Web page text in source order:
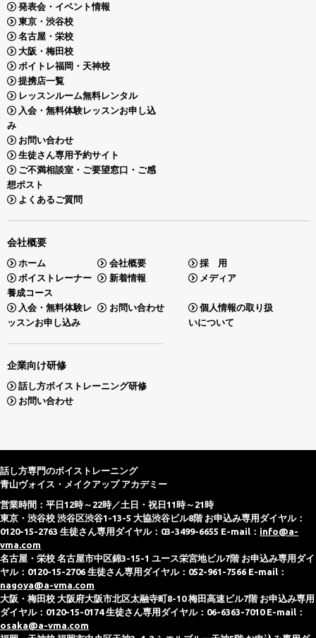
発表会・イベント情報
東京・渋谷校
名古屋・栄校
大阪・梅田校
ボイトレ福岡・天神校
提携店一覧
レッスンルーム無料レンタル
入会・無料体験レッスンお申し込
み
お問い合わせ
生徒さん専用予約サイト
ご不満相談室・ご要望窓口・ご感
想ポスト
よくあるご質問
会社概要
ホーム 会社概要
採 用
ボイストレーナー
養成コース
新着情報 メディア
入会・無料体験レ
ッスンお申し込み
お問い合わせ
個人情報の取り扱
いについて
企業向け研修
話し方ボイストレーニング研修
お問い合わせ
話し方専門のボイストレーニング
青山ヴォイス・メイクアップ アカデミー
営業時間：平日12時～22時／土日・祝日11時～21時
東京・渋谷校 渋谷区渋谷1-13-5 大協渋谷ビル8階 お申込み専用ダイヤル：
0120-15-2763 生徒さん専用ダイヤル：03-3499-6655 E-mail： info@a-
vma.com
名古屋・栄校 名古屋市中区錦3-15-1 ユース栄宮地ビル7階 お申込み専用ダイ
ヤル：0120-15-2706 生徒さん専用ダイヤル：052-961-7566 E-mail：
nagoya@a-vma.com
大阪・梅田校 大阪府大阪市北区太融寺町8-10 梅田高速ビル7階 お申込み専用
ダイヤル：0120-15-0174 生徒さん専用ダイヤル：06-6363-7010 E-mail：
osaka@a-vma.com